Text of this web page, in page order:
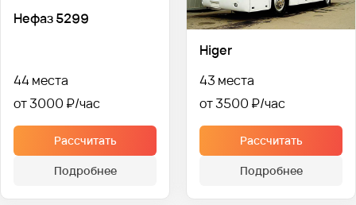
Нефаз 5299
44 места
от 3000 ₽
Рассчитать
Подробнее
Higer
43 места
от 3500 ₽
Рассчитать
Подробнее